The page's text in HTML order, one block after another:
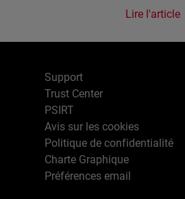
Lire l'article
Support
Trust Center
PSIRT
Avis sur les cookies
Politique de confidentialité
Charte Graphique
Préférences email